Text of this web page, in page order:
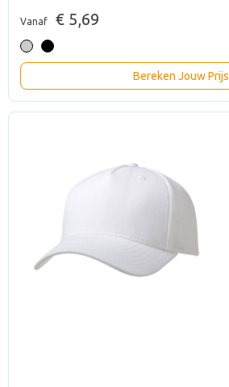
Vanaf € 5,69
Bereken Jouw Prijs